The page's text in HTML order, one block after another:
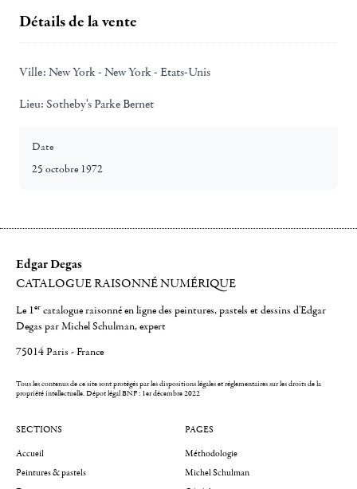
Détails de la vente
Ville: New York - New York - Etats-Unis
Lieu: Sotheby's Parke Bernet
Date
25 octobre 1972
Edgar Degas
CATALOGUE RAISONNÉ NUMÉRIQUE
Le 1er catalogue raisonné en ligne des peintures, pastels et dessins d'Edgar
Degas par Michel Schulman, expert
75014 Paris - France
Tous les contenus de ce site sont protégés par les dispositions légales et réglementaires sur les droits de la
propriété intellectuelle.Dépot légal BNF : 1er décembre 2022
SECTIONS
Accueil
Peintures & pastels
PAGES
Méthodologie
Michel Schulman